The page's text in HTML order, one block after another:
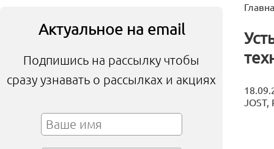
Актуальное на email
Подпишись на рассылку чтобы
сразу узнавать о рассылках и акциях
JOST,